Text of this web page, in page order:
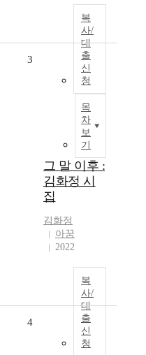
복
사/
대
출
신
청
목
차
보
기
3
그 말 이후 :
김화정 시
집
김화정
아꿈
2022
복
사/
대
출
신
청
4